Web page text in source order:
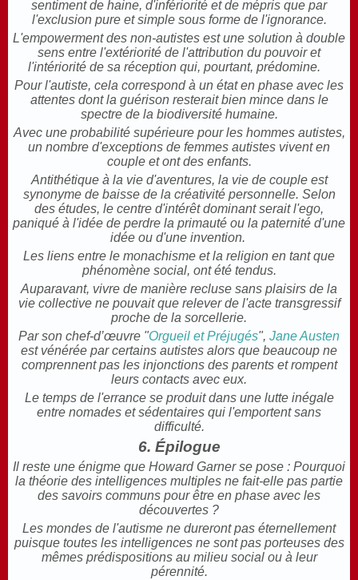
sentiment de haine, d'infériorité et de mépris que par
l'exclusion pure et simple sous forme de l'ignorance.
L'empowerment des non-autistes est une solution à double
sens entre l'extériorité de l'attribution du pouvoir et
l'intériorité de sa réception qui, pourtant, prédomine.
Pour l'autiste, cela correspond à un état en phase avec les
attentes dont la guérison resterait bien mince dans le
spectre de la biodiversité humaine.
Avec une probabilité supérieure pour les hommes autistes,
un nombre d'exceptions de femmes autistes vivent en
couple et ont des enfants.
Antithétique à la vie d'aventures, la vie de couple est
synonyme de baisse de la créativité personnelle. Selon
des études, le centre d'intérêt dominant serait l'ego,
paniqué à l'idée de perdre la primauté ou la paternité d'une
idée ou d'une invention.
Les liens entre le monachisme et la religion en tant que
phénomène social, ont été tendus.
Auparavant, vivre de manière recluse sans plaisirs de la
vie collective ne pouvait que relever de l'acte transgressif
proche de la sorcellerie.
Par son chef-d’œuvre "Orgueil et Préjugés", Jane Austen
est vénérée par certains autistes alors que beaucoup ne
comprennent pas les injonctions des parents et rompent
leurs contacts avec eux.
Le temps de l'errance se produit dans une lutte inégale
entre nomades et sédentaires qui l'emportent sans
difficulté.
6. Épilogue
Il reste une énigme que Howard Garner se pose : Pourquoi
la théorie des intelligences multiples ne fait-elle pas partie
des savoirs communs pour être en phase avec les
découvertes ?
Les mondes de l'autisme ne dureront pas éternellement
puisque toutes les intelligences ne sont pas porteuses des
mêmes prédispositions au milieu social ou à leur
pérennité.